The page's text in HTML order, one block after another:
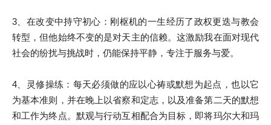
3、在改变中持守初心：刚枢机的一生经历了政权更迭与教会
转型，但他始终不变的是对天主的信赖。这激励我在面对现代
社会的纷扰与挑战时，仍能保持平静，专注于服务与爱。
4、灵修操练：每天必须做的应以心祷或默想为起点，也以它
为基本准则，并在晚上以省察和定志，以及准备第二天的默想
和工作为终点。默观与行动互相配合为目标，即将玛尔大和玛